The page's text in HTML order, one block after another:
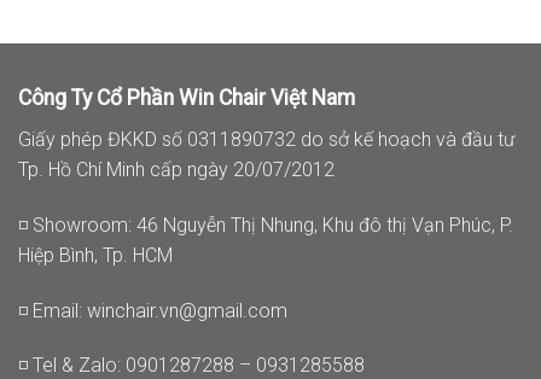
Công Ty Cổ Phần Win Chair Việt Nam
Giấy phép ĐKKD số 0311890732 do sở kế hoạch và đầu tư
Tp. Hồ Chí Minh cấp ngày 20/07/2012
◽ Showroom: 46 Nguyễn Thị Nhung, Khu đô thị Vạn Phúc, P.
Hiệp Bình, Tp. HCM
◽ Email: winchair.vn@gmail.com
◽ Tel & Zalo: 0901287288 – 0931285588